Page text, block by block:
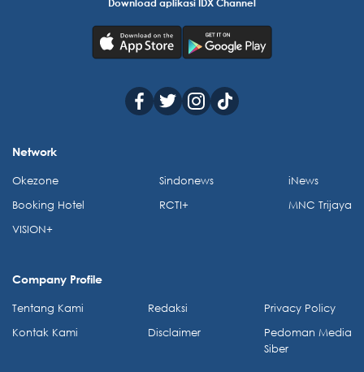
Network
Okezone
Booking Hotel
VISION+
Sindonews
RCTI+
iNews
MNC Trijaya
Company Profile
Tentang Kami
Kontak Kami
Redaksi
Disclaimer
Privacy Policy
Pedoman Media
Siber